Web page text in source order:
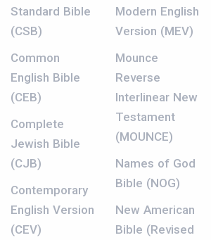
Standard Bible
(CSB)
Common
English Bible
(CEB)
Complete
Jewish Bible
(CJB)
Contemporary
English Version
(CEV)
Modern English
Version (MEV)
Mounce
Reverse
Interlinear New
Testament
(MOUNCE)
Names of God
Bible (NOG)
New American
Bible (Revised